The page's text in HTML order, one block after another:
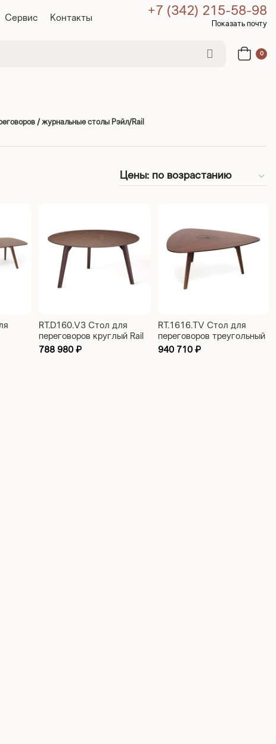
Сервис Контакты +7 (342) 215-58-98
Показать почту
0
/ журнальные столы Рэйл/Rail
RT.D160.V3 Стол для
переговоров круглый Rail
1600x1600x750
788 980₽
RT.1616.TV Стол для
переговоров треугольный
Rail 1794x1716x750
940 710₽